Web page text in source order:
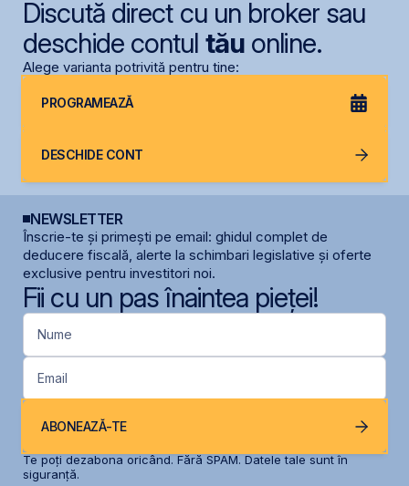
Discută direct cu un broker sau
deschide contul tăuonline.
Alege varianta potrivită pentru tine:
PROGRAMEAZĂ
DESCHIDE CONT
NEWSLETTER
Înscrie-te și primești pe email: ghidul complet de
deducere fiscală, alerte la schimbari legislative și oferte
exclusive pentru investitori noi.
Fii cu un pas înaintea pieței!
Nume
Email
ABONEAZĂ-TE
Te poți dezabona oricând. Fără SPAM. Datele tale sunt în
siguranță.